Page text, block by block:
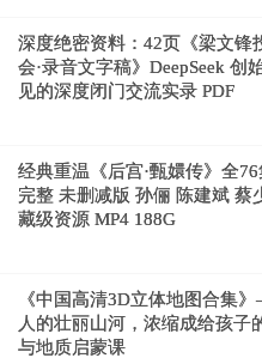
深度绝密资料：42页《梁文锋
会·录音文字稿》DeepSeek 创
见的深度闭门交流实录 PDF
经典重温《后宫·甄嬛传》全
完整 未删减版 孙俪 陈建斌 蔡
藏级资源 MP4 188G
《中国高清3D立体地图合集
人的壮丽山河，浓缩成给孩子
与地质启蒙课